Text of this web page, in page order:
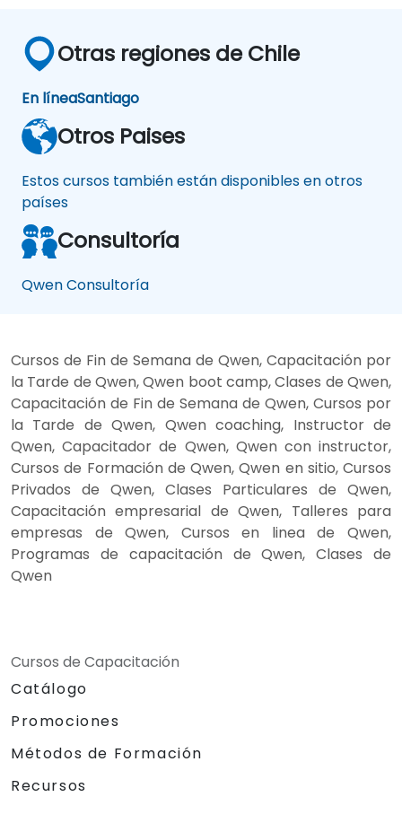
Otras regiones de Chile
En líneaSantiago
Otros Paises
Estos cursos también están disponibles en otros
países
Consultoría
Qwen Consultoría
Cursos de Fin de Semana de Qwen, Capacitación por
la Tarde de Qwen, Qwen boot camp, Clases de Qwen,
Capacitación de Fin de Semana de Qwen, Cursos por
la Tarde de Qwen, Qwen coaching, Instructor de
Qwen, Capacitador de Qwen, Qwen con instructor,
Cursos de Formación de Qwen, Qwen en sitio, Cursos
Privados de Qwen, Clases Particulares de Qwen,
Capacitación empresarial de Qwen, Talleres para
empresas de Qwen, Cursos en linea de Qwen,
Programas de capacitación de Qwen, Clases de
Qwen
Cursos de Capacitación
Catálogo
Promociones
Métodos de Formación
Recursos